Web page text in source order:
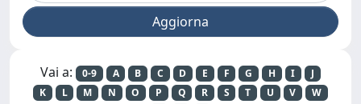
Vai a: 0-9 A B C D E F G H I
J
K
L M N O P Q R S T U V
W